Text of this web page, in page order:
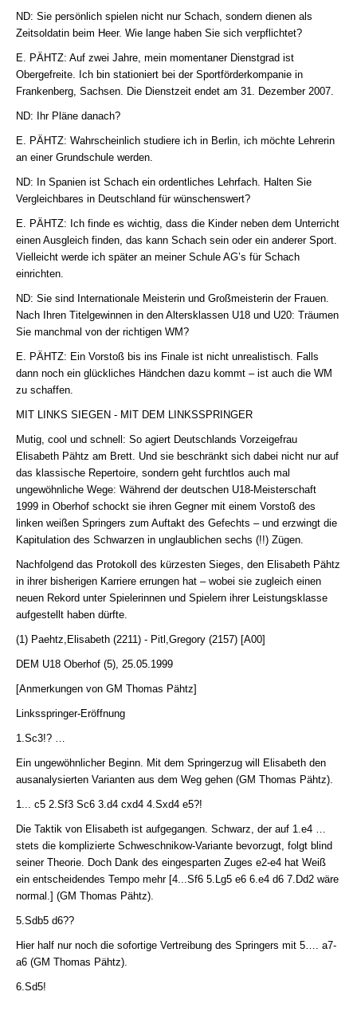
ND: Sie persönlich spielen nicht nur Schach, sondern dienen als
Zeitsoldatin beim Heer. Wie lange haben Sie sich verpflichtet?
E. PÄHTZ: Auf zwei Jahre, mein momentaner Dienstgrad ist
Obergefreite. Ich bin stationiert bei der Sportförderkompanie in
Frankenberg, Sachsen. Die Dienstzeit endet am 31. Dezember 2007.
ND: Ihr Pläne danach?
E. PÄHTZ: Wahrscheinlich studiere ich in Berlin, ich möchte Lehrerin
an einer Grundschule werden.
ND: In Spanien ist Schach ein ordentliches Lehrfach. Halten Sie
Vergleichbares in Deutschland für wünschenswert?
E. PÄHTZ: Ich finde es wichtig, dass die Kinder neben dem Unterricht
einen Ausgleich finden, das kann Schach sein oder ein anderer Sport.
Vielleicht werde ich später an meiner Schule AG’s für Schach
einrichten.
ND: Sie sind Internationale Meisterin und Großmeisterin der Frauen.
Nach Ihren Titelgewinnen in den Altersklassen U18 und U20: Träumen
Sie manchmal von der richtigen WM?
E. PÄHTZ: Ein Vorstoß bis ins Finale ist nicht unrealistisch. Falls
dann noch ein glückliches Händchen dazu kommt – ist auch die WM
zu schaffen.
MIT LINKS SIEGEN - MIT DEM LINKSSPRINGER
Mutig, cool und schnell: So agiert Deutschlands Vorzeigefrau
Elisabeth Pähtz am Brett. Und sie beschränkt sich dabei nicht nur auf
das klassische Repertoire, sondern geht furchtlos auch mal
ungewöhnliche Wege: Während der deutschen U18-Meisterschaft
1999 in Oberhof schockt sie ihren Gegner mit einem Vorstoß des
linken weißen Springers zum Auftakt des Gefechts – und erzwingt die
Kapitulation des Schwarzen in unglaublichen sechs (!!) Zügen.
Nachfolgend das Protokoll des kürzesten Sieges, den Elisabeth Pähtz
in ihrer bisherigen Karriere errungen hat – wobei sie zugleich einen
neuen Rekord unter Spielerinnen und Spielern ihrer Leistungsklasse
aufgestellt haben dürfte.
(1) Paehtz,Elisabeth (2211) - Pitl,Gregory (2157) [A00]
DEM U18 Oberhof (5), 25.05.1999
[Anmerkungen von GM Thomas Pähtz]
Linksspringer-Eröffnung
1.Sc3!? …
Ein ungewöhnlicher Beginn. Mit dem Springerzug will Elisabeth den
ausanalysierten Varianten aus dem Weg gehen (GM Thomas Pähtz).
1... c5 2.Sf3 Sc6 3.d4 cxd4 4.Sxd4 e5?!
Die Taktik von Elisabeth ist aufgegangen. Schwarz, der auf 1.e4 …
stets die komplizierte Schweschnikow-Variante bevorzugt, folgt blind
seiner Theorie. Doch Dank des eingesparten Zuges e2-e4 hat Weiß
ein entscheidendes Tempo mehr [4...Sf6 5.Lg5 e6 6.e4 d6 7.Dd2 wäre
normal.] (GM Thomas Pähtz).
5.Sdb5 d6??
Hier half nur noch die sofortige Vertreibung des Springers mit 5…. a7-
a6 (GM Thomas Pähtz).
6.Sd5!